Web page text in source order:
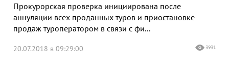
Прокурорская проверка инициирована после
аннуляции всех проданных туров и приостановке
продаж туроператором в связи с фи...
20.07.2018 в 09:29:00 3931